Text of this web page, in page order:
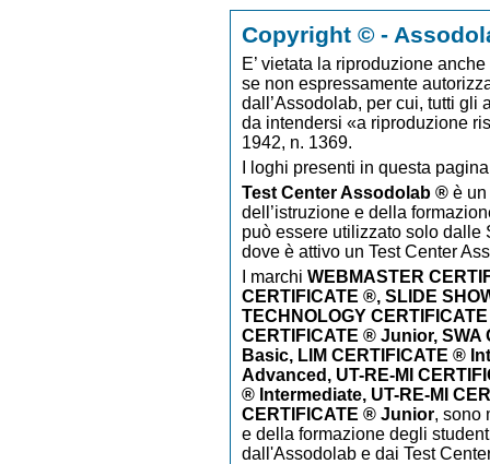
Copyright © -
E’ vietata la riproduzione
se non espressamente
dall’Assodolab, per cui, tutti gli
da intendersi «a riproduzione
1942, n. 1369.
I loghi presenti in questa
Test Center Assodolab ® è
dell’istruzione e della
può essere utilizzato solo dalle
dove è attivo un Test Center
I marchi WEBMASTER
CERTIFICATE ®, SLIDE
TECHNOLOGY
CERTIFICATE ® Junior, SWA
Basic, LIM CERTIFICATE ®
Advanced, UT-RE-MI
® Intermediate, UT-RE-MI
CERTIFICATE ® Junior, sono
e della formazione degli
dall'Assodolab e dai Test